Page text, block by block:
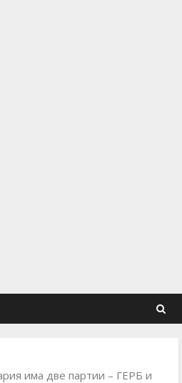
има две партии – ГЕРБ и